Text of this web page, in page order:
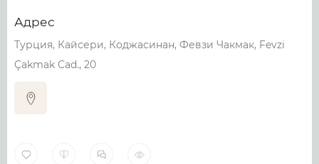
Адрес
Турция, Кайсери, Коджасинан, Февзи Чакмак, Fevzi
Çakmak Cad., 20